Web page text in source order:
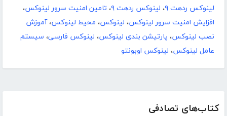
کتاب‌های تصادفی
لینوکس ردهت ۹ ، لینوکس ردهت ۹ ، تامین امنیت سرور لینوکس،
افزایش امنیت سرور لینوکس، لینوکس، محیط لینوکس،آموزش
نصب لینوکس، پارتیشن بندی لینوکس، لینوکس فارسی، سیستم
عامل لینوکس، لینوکس اوبونتو